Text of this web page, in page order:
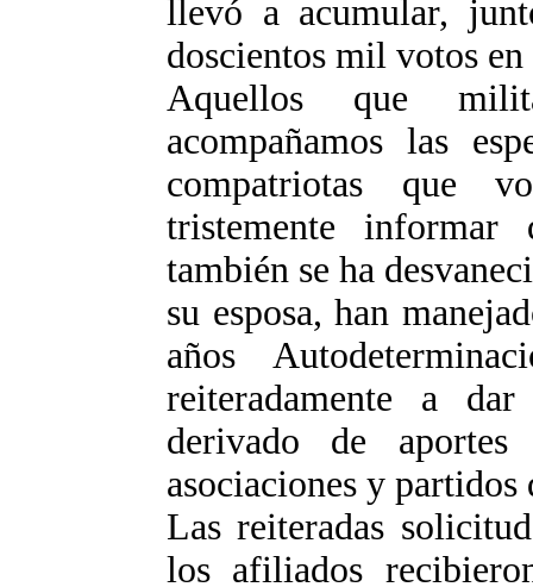
llevó a acumular,
doscientos mil votos
Aquellos que
acompañamos las
compatriotas que
tristemente informar
también se ha
su esposa, han
años
reiteradamente a
derivado de aportes
asociaciones y
Las reiteradas
los afiliados